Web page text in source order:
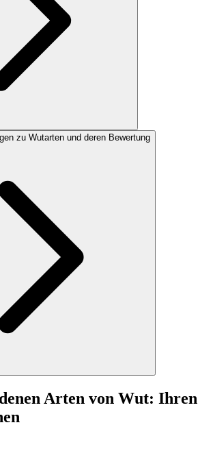
zu Wutarten und deren Bewertung
Arten von Wut: Ihren